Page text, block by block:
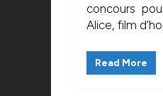
concours
Alice, film
Read More